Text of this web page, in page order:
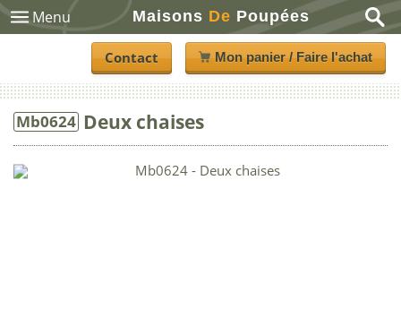
Menu Maisons De Poupées
Contact Mon panier / Faire l'achat
Mb0624 Deux chaises